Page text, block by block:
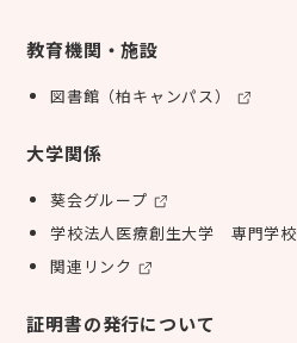
教育機関・施設
図書館（柏キャンパス）
大学関係
葵会グループ
学校法人医療創生大学 専門学校
関連リンク
証明書の発行について